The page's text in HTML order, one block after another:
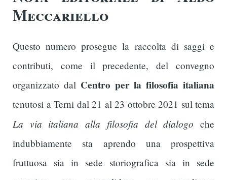
Meccariello
Questo numero prosegue la raccolta di saggi e
contributi, come il precedente, del convegno
organizzato dal Centro per la filosofia italiana
tenutosi a Terni dal 21 al 23 ottobre 2021 sul tema
La via italiana alla filosofia del dialogo che
indubbiamente sta aprendo una prospettiva
fruttuosa sia in sede storiografica sia in sede